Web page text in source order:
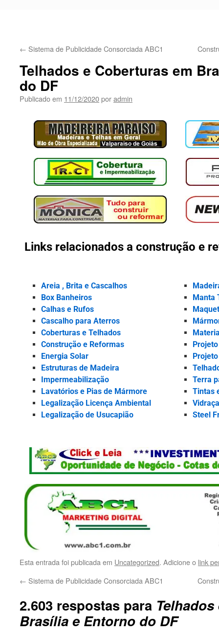
← Sistema de Publicidade Consorciada ABC1
Telhados e Coberturas em
do DF
Publicado em 11/12/2020poradmin
Links relacionados a construção e
Areia , Brita e Cascalhos
Box Banheiros
Calhas e Rufos
Cascalho para Aterros
Coberturas e Telhados
Construção e Reformas
Energia Solar
Estruturas de Madeira
Impermeabilização
Lavatórios e Pias de Mármore
Legalização Licença Ambiental
Legalização de Usucapião
Manta
Terra
Tintas
Steel
Esta entrada foi publicada em Uncategorized. Adicione o link
← Sistema de Publicidade Consorciada ABC1
2.603 respostas para
Brasília e Entorno do DF